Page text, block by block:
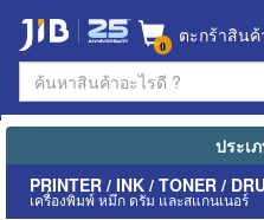
0 ตะกร้าสินค้
ประเ
PRINTER / INK / TONER /
เครื่องพิมพ์ หมึก ดรัม และสแกนเนอร์